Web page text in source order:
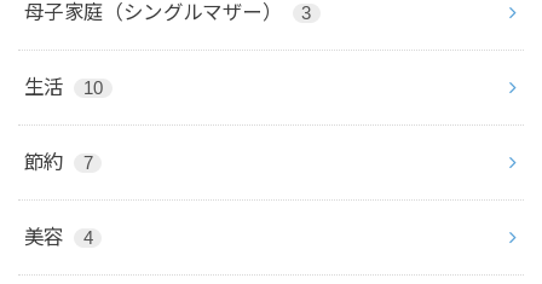
母子家庭（シングルマザー） 3
生活 10
節約 7
美容 4